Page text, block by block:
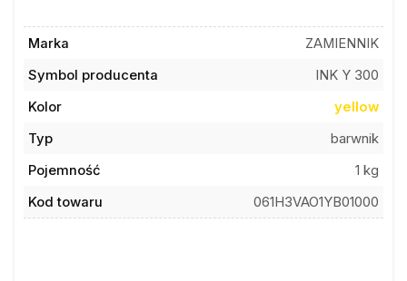
Marka
ZAMIENNIK
Symbol producenta
INK Y 300
Kolor
yellow
Typ
barwnik
Pojemność
1 kg
Kod towaru
061H3VAO1YB01000